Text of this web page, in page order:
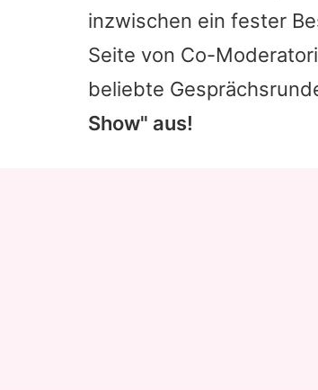
inzwischen ein fester
Seite von Co-
beliebte
Show" aus!